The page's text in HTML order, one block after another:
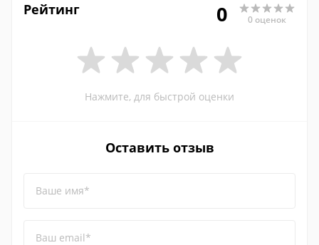
Рейтинг 0 0 оценок
Нажмите, для быстрой оценки
Оставить отзыв
Ваше имя*
Ваш email*